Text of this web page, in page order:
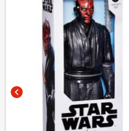
chevron_left